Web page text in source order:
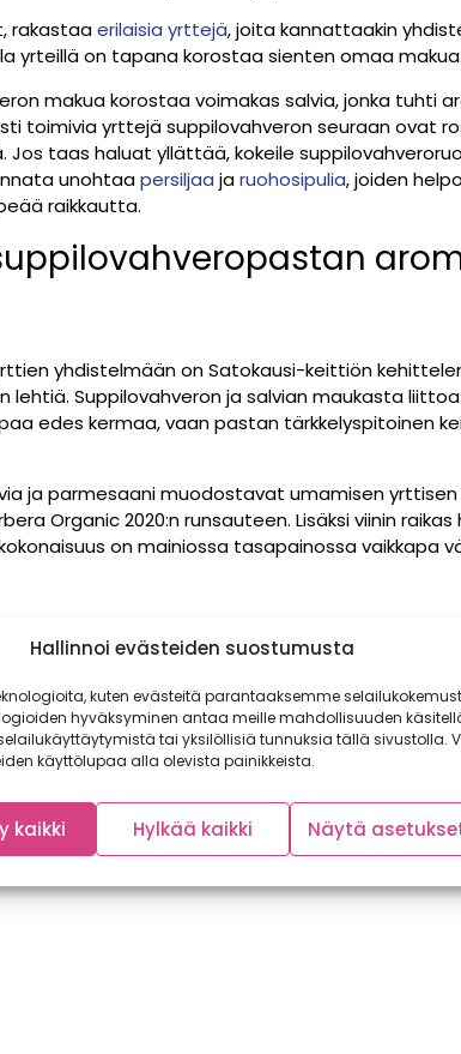
Hallinnoi evästeiden suostumusta
kuten evästeitä parantaaksemme
hyväksyminen antaa meille mahdollisuuden
tai yksilöllisiä tunnuksia tällä sivustolla.
käyttölupaa alla olevista painikkeista.
kaikki Hylkää kaikki Näytä
rakastaaerilaisia yrttejä, joita kannattaakin
yrteillä on tapana korostaa sienten omaa
makua korostaa voimakas salvia, jonka tuhti
toimivia yrttejä suppilovahveron seuraan ovat
taas haluat yllättää, kokeile
unohtaapersiljaa jaruohosipulia, joiden
raikkautta.
yhdistelmään on Satokausi-keittiön
lehtiä. Suppilovahveron ja salvian maukasta
edes kermaa, vaan pastan tärkkelyspitoinen
ja parmesaani muodostavat umamisen yrttisen
Organic 2020:n runsauteen. Lisäksi viinin
on mainiossa tasapainossa vaikkapa